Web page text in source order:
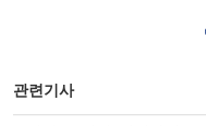
관련기사